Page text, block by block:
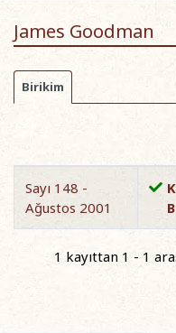
James Goodman
Birikim
Sayı 148 -
Ağustos 2001
1 kayıttan 1 - 1